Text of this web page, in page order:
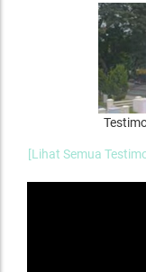
[Lihat Semua